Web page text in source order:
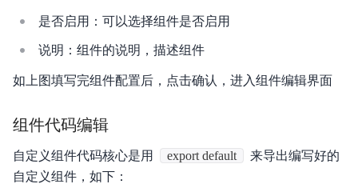
是否启用：可以选择组件是否启用
说明：组件的说明，描述组件
如上图填写完组件配置后，点击确认，进入组件编辑界面
组件代码编辑
自定义组件代码核心是用 export default
来导出编写好的
自定义组件，如下：